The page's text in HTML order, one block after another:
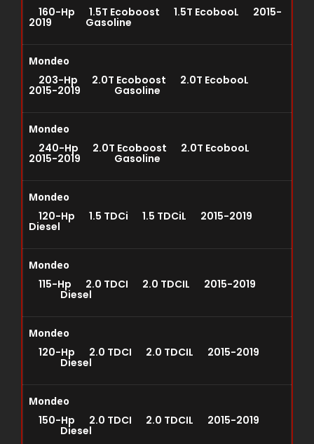
160-Hp 1.5T Ecoboost 1.5T EcobooL 2015-
2019 Gasoline
Mondeo
203-Hp 2.0T Ecoboost 2.0T EcobooL
2015-2019 Gasoline
Mondeo
240-Hp 2.0T Ecoboost 2.0T EcobooL
2015-2019 Gasoline
Mondeo
120-Hp 1.5 TDCi 1.5 TDCiL 2015-2019
Diesel
Mondeo
115-Hp 2.0 TDCI 2.0 TDCIL 2015-2019
Diesel
Mondeo
120-Hp 2.0 TDCI 2.0 TDCIL 2015-2019
Diesel
Mondeo
150-Hp 2.0 TDCI 2.0 TDCIL 2015-2019
Diesel